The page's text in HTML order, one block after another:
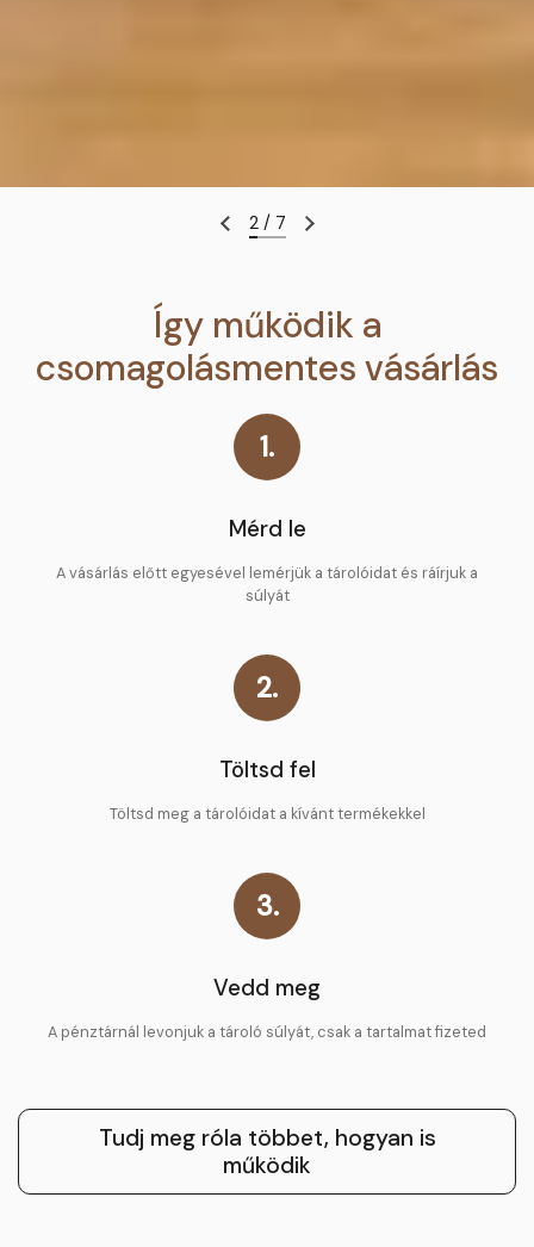
2/ 7
Így működik a
csomagolásmentes vásárlás
1.
Mérd le
A vásárlás előtt egyesével lemérjük a tárolóidat és ráírjuk a
súlyát
2.
Töltsd fel
Töltsd meg a tárolóidat a kívánt termékekkel
3.
Vedd meg
A pénztárnál levonjuk a tároló súlyát, csak a tartalmat fizeted
Tudj meg róla többet, hogyan is
működik